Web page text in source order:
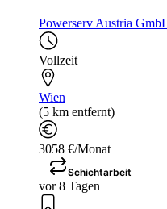
Powerserv Austria
Vollzeit
Wien
(5 km entfernt)
3058 €/Monat
Schichtarbeit
vor 8 Tagen